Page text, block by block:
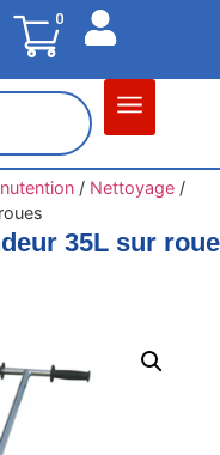
0
/ Nettoyage/
35L sur